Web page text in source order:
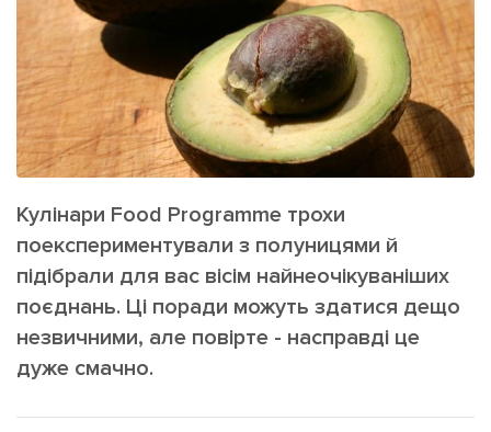
Інтерв'ю
Картки
Репортаж
Розслідування
Погляди
Ініціативи
Лонгріди
Прес-релізи
Фото/Відео
Made in Lviv
[email protected] Реклама на сайті
Кулінари Food Programme трохи
поекспериментували з полуницями й
підібрали для вас вісім найнеочікуваніших
поєднань. Ці поради можуть здатися дещо
незвичними, але повірте - насправді це
дуже смачно.